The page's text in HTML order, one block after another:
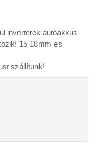
inverterek autóakkus
15-18mm-es
szállítunk!